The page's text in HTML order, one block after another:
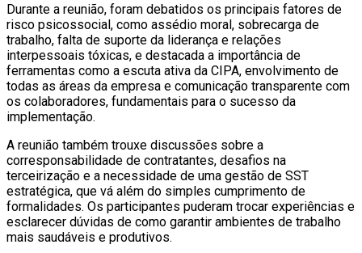
Durante a reunião, foram debatidos os principais fatores de
risco psicossocial, como assédio moral, sobrecarga de
trabalho, falta de suporte da liderança e relações
interpessoais tóxicas, e destacada a importância de
ferramentas como a escuta ativa da CIPA, envolvimento de
todas as áreas da empresa e comunicação transparente com
os colaboradores, fundamentais para o sucesso da
implementação.
A reunião também trouxe discussões sobre a
corresponsabilidade de contratantes, desafios na
terceirização e a necessidade de uma gestão de SST
estratégica, que vá além do simples cumprimento de
formalidades. Os participantes puderam trocar experiências e
esclarecer dúvidas de como garantir ambientes de trabalho
mais saudáveis e produtivos.